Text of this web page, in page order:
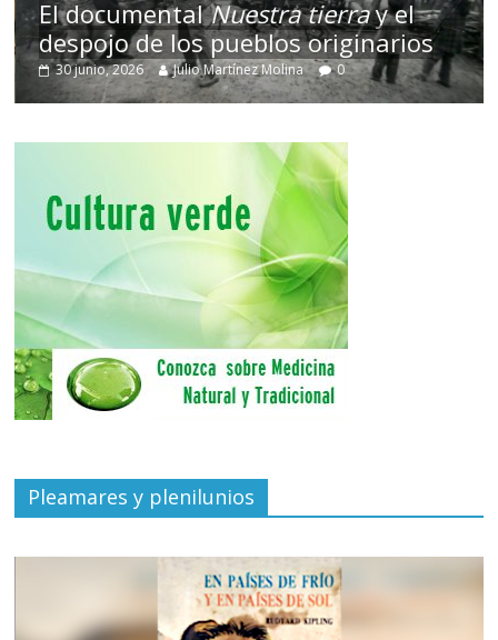
El documentalNuestra tierray el
despojo de los pueblos originarios
30 junio, 2026 Julio Martínez Molina 0
Pleamares y plenilunios